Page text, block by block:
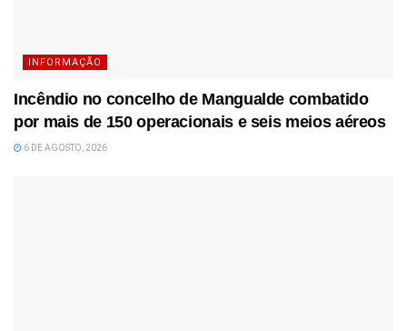
INFORMAÇÃO
Incêndio no concelho de Mangualde combatido
por mais de 150 operacionais e seis meios aéreos
6 DE AGOSTO, 2026